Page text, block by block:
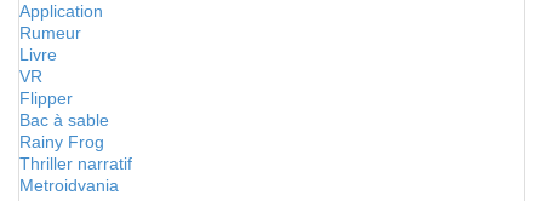
Application
Rumeur
Livre
VR
Flipper
Bac à sable
Rainy Frog
Thriller narratif
Metroidvania